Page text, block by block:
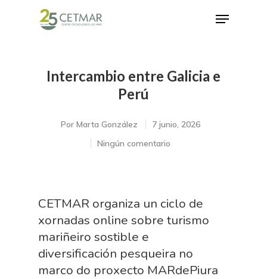
Hit enter to search or ESC to close
Intercambio entre Galicia e
Perú
Por Marta González
7 junio, 2026
Ningún comentario
CETMAR organiza un ciclo de
xornadas online sobre turismo
mariñeiro sostible e
diversificación pesqueira no
marco do proxecto MARdePiura